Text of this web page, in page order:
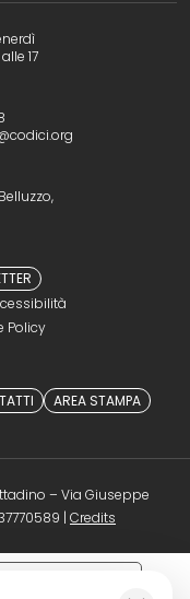
17
Policy
AREA STAMPA
– Via Giuseppe
| Credits